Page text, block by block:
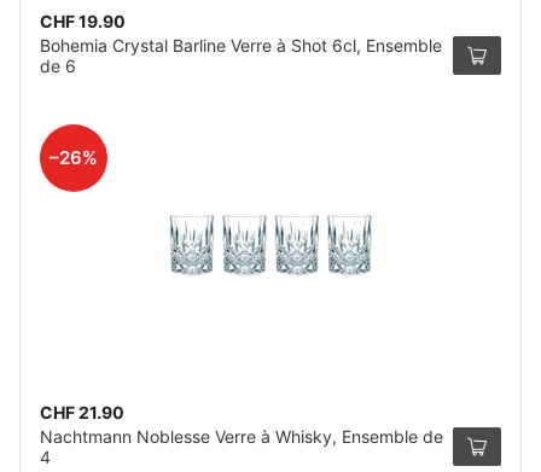
CHF 19.90
Bohemia Crystal Barline Verre à Shot 6cl, Ensemble
de 6
–26%
CHF 21.90
Nachtmann Noblesse Verre à Whisky, Ensemble de
4